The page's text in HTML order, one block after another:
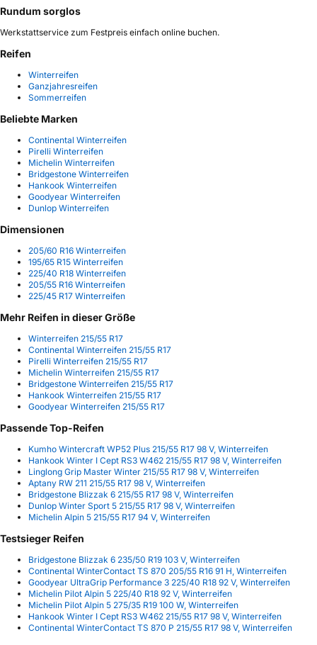
Rundum sorglos
Werkstattservice zum Festpreis einfach online buchen.
Reifen
Winterreifen
Ganzjahresreifen
Sommerreifen
Beliebte Marken
Continental Winterreifen
Pirelli Winterreifen
Michelin Winterreifen
Bridgestone Winterreifen
Hankook Winterreifen
Goodyear Winterreifen
Dunlop Winterreifen
Dimensionen
205/60 R16 Winterreifen
195/65 R15 Winterreifen
225/40 R18 Winterreifen
205/55 R16 Winterreifen
225/45 R17 Winterreifen
Mehr Reifen in dieser Größe
Winterreifen 215/55 R17
Continental Winterreifen 215/55 R17
Pirelli Winterreifen 215/55 R17
Michelin Winterreifen 215/55 R17
Bridgestone Winterreifen 215/55 R17
Hankook Winterreifen 215/55 R17
Goodyear Winterreifen 215/55 R17
Passende Top-Reifen
Kumho Wintercraft WP52 Plus 215/55 R17 98 V, Winterreifen
Hankook Winter I Cept RS3 W462 215/55 R17 98 V, Winterreifen
Linglong Grip Master Winter 215/55 R17 98 V, Winterreifen
Aptany RW 211 215/55 R17 98 V, Winterreifen
Bridgestone Blizzak 6 215/55 R17 98 V, Winterreifen
Dunlop Winter Sport 5 215/55 R17 98 V, Winterreifen
Michelin Alpin 5 215/55 R17 94 V, Winterreifen
Testsieger Reifen
Bridgestone Blizzak 6 235/50 R19 103 V, Winterreifen
Continental WinterContact TS 870 205/55 R16 91 H, Winterreifen
Goodyear UltraGrip Performance 3 225/40 R18 92 V, Winterreifen
Michelin Pilot Alpin 5 225/40 R18 92 V, Winterreifen
Michelin Pilot Alpin 5 275/35 R19 100 W, Winterreifen
Hankook Winter I Cept RS3 W462 215/55 R17 98 V, Winterreifen
Continental WinterContact TS 870 P 215/55 R17 98 V, Winterreifen